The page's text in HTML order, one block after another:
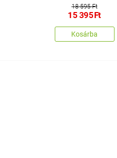
18 595 Ft
15 395Ft
Kosárba